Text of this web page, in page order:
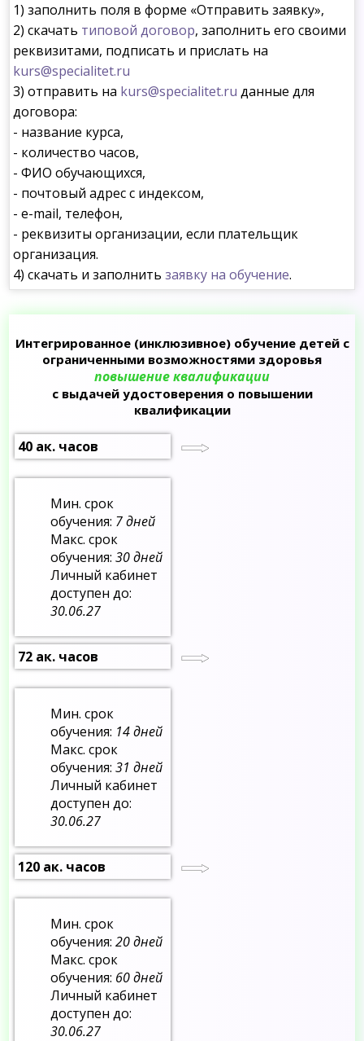
1) заполнить поля в форме «Отправить заявку»,
2) скачать типовой договор, заполнить его своими
реквизитами, подписать и прислать на
kurs@specialitet.ru
3) отправить на kurs@specialitet.ru данные для
договора:
- название курса,
- количество часов,
- ФИО обучающихся,
- почтовый адрес с индексом,
- e-mail, телефон,
- реквизиты организации, если плательщик
организация.
4) скачать и заполнитьзаявку на обучение.
Интегрированное (инклюзивное) обучение детей с
ограниченными возможностями здоровья
повышение квалификации
с выдачей удостоверения о повышении
квалификации
40 ак. часов
Мин. срок
обучения: 7 дней
Макс. срок
обучения:30 дней
Личный кабинет
доступен до:
30.06.27
72 ак. часов
Мин. срок
обучения: 14 дней
Макс. срок
обучения:31 дней
Личный кабинет
доступен до:
30.06.27
120 ак. часов
Мин. срок
обучения:20 дней
Макс. срок
обучения: 60 дней
Личный кабинет
доступен до:
30.06.27